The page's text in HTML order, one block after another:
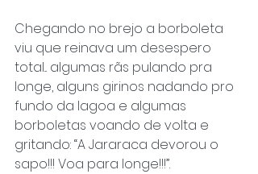
Chegando no brejo a borboleta
viu que reinava um desespero
total... algumas rãs pulando pra
longe, alguns girinos nadando pro
fundo da lagoa e algumas
borboletas voando de volta e
gritando: “A Jararaca devorou o
sapo!!! Voa para longe!!!”.